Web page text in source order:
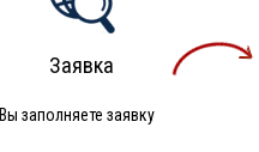
Заявка
Вы заполняете заявку